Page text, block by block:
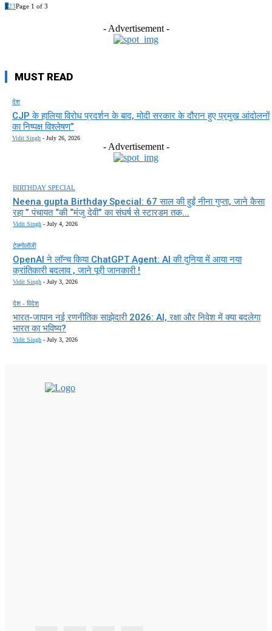
123Page 1 of 3
- Advertisement -
MUST READ
देश
CJP के हालिया विरोध प्रदर्शन के बाद, मोदी सरकार के दौरान हुए प्रमुख आंदोलनों
का निष्पक्ष विश्लेषण”
Vidit Singh - July 26, 2026
- Advertisement -
BIRTHDAY SPECIAL
Neena gupta Birthday Special: 67 साल की हुईं नीना गुप्ता, जाने कैसा
रहा ” पंचायत “की “मंजु देवी” का संघर्ष से स्टारडम तक...
Vidit Singh - July 4, 2026
टेक्नोलॉजी
OpenAI ने लॉन्च किया ChatGPT Agent: AI की दुनिया में आया नया
क्रांतिकारी बदलाव , जाने पूरी जानकारी !
Vidit Singh - July 3, 2026
देश - विदेश
भारत-जापान नई रणनीतिक साझेदारी 2026: AI, रक्षा और निवेश में क्या बदलेगा
भारत का भविष्य?
Vidit Singh - July 3, 2026